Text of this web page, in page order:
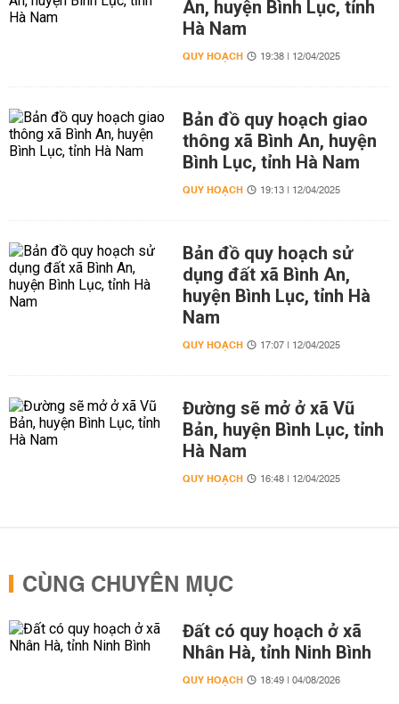
An, huyện Bình Lục, tỉnh
Hà Nam
QUY HOẠCH 19:38 | 12/04/2025
Bản đồ quy hoạch giao
thông xã Bình An, huyện
Bình Lục, tỉnh Hà Nam
QUY HOẠCH 19:13 | 12/04/2025
Bản đồ quy hoạch sử
dụng đất xã Bình An,
huyện Bình Lục, tỉnh Hà
Nam
QUY HOẠCH 17:07 | 12/04/2025
Đường sẽ mở ở xã Vũ
Bản, huyện Bình Lục, tỉnh
Hà Nam
QUY HOẠCH 16:48 | 12/04/2025
CÙNG CHUYÊN MỤC
Đất có quy hoạch ở xã
Nhân Hà, tỉnh Ninh Bình
QUY HOẠCH 18:49 | 04/08/2026